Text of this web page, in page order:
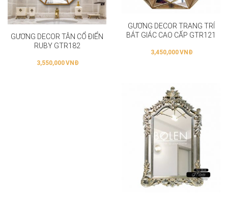
GƯƠNG DECOR TÂN CỔ ĐIỂN
RUBY GTR182
3,550,000VNĐ
GƯƠNG DECOR TRANG TRÍ
BÁT GIÁC CAO CẤP GTR121
3,450,000VNĐ